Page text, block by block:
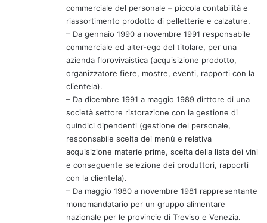
commerciale del personale – piccola contabilità e
riassortimento prodotto di pelletterie e calzature.
– Da gennaio 1990 a novembre 1991 responsabile
commerciale ed alter-ego del titolare, per una
azienda florovivaistica (acquisizione prodotto,
organizzatore fiere, mostre, eventi, rapporti con la
clientela).
– Da dicembre 1991 a maggio 1989 dirttore di una
società settore ristorazione con la gestione di
quindici dipendenti (gestione del personale,
responsabile scelta dei menù e relativa
acquisizione materie prime, scelta della lista dei vini
e conseguente selezione dei produttori, rapporti
con la clientela).
– Da maggio 1980 a novembre 1981 rappresentante
monomandatario per un gruppo alimentare
nazionale per le provincie di Treviso e Venezia.